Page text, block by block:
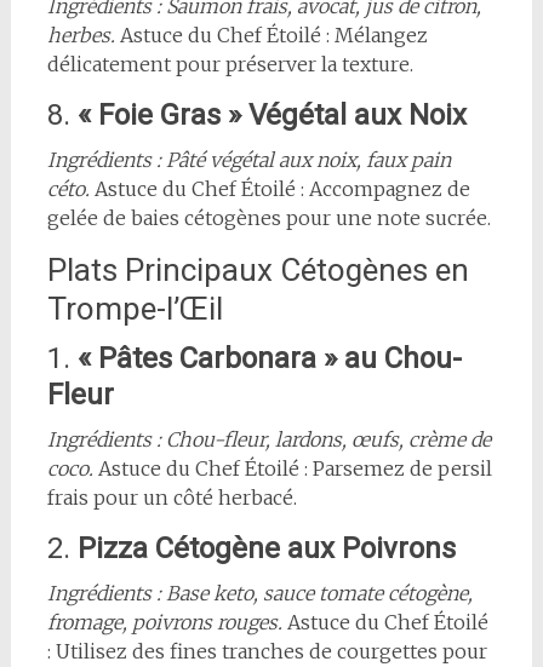
Ingrédients : Saumon frais, avocat, jus de citron,
herbes. Astuce du Chef Étoilé : Mélangez
délicatement pour préserver la texture.
8. « Foie Gras » Végétal aux Noix
Ingrédients : Pâté végétal aux noix, faux pain
céto. Astuce du Chef Étoilé : Accompagnez de
gelée de baies cétogènes pour une note sucrée.
Plats Principaux Cétogènes en
Trompe-l’Œil
1. « Pâtes Carbonara » au Chou-
Fleur
Ingrédients : Chou-fleur, lardons, œufs, crème de
coco. Astuce du Chef Étoilé : Parsemez de persil
frais pour un côté herbacé.
2. Pizza Cétogène aux Poivrons
Ingrédients : Base keto, sauce tomate cétogène,
fromage, poivrons rouges. Astuce du Chef Étoilé
: Utilisez des fines tranches de courgettes pour